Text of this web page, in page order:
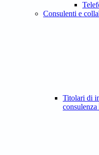
Consulenti e
Titolari di
consulenza